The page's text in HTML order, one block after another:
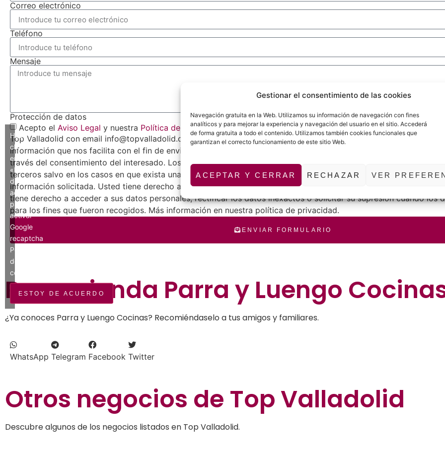
Gestionar el consentimiento de las cookies
Navegación gratuita en la Web. Utilizamos su información de navegación con fines
analíticos y para mejorar la experiencia y navegación del usuario en el sitio. Accederá
de forma gratuita a todo el contenido. Utilizamos también cookies funcionales que
garantizan el correcto funcionamiento de este sitio Web.
ACEPTAR Y CERRAR RECHAZAR VER
Correo electrónico
Teléfono
Mensaje
Protección de datos
Acepto el Aviso Legal y nuestra Política de Privacidad .
Top Valladolid con email info@topvalladolid.com, como responsable del tratamiento de los datos recogidos en
información que nos facilita con el fin de enviarle información relacionada con productos y servicios por email. La
través del consentimiento del interesado. Los datos proporcionados se conservarán mientras no solicite el cese
terceros salvo en los casos en que exista una obligación legal y en el caso de Parra y Luengo Cocinas con la
información solicitada. Usted tiene derecho a obtener confirmación sobre si en Top Valladolid estamos tratando
tiene derecho a acceder a sus datos personales, rectificar los datos inexactos o solicitar su supresión cuando los
para los fines que fueron recogidos. Más información en nuestra política de privacidad.
Haz
clic
en
«Estoy
de
acuerdo»
para
activar
Google
recaptcha
Política
de
cookies
ESTOY DE ACUERDO
ENVIAR FORMULARIO
Recomienda Parra y Luengo
¿Ya conoces Parra y Luengo Cocinas? Recomiéndaselo a tus amigos y familiares.
WhatsApp Telegram Facebook Twitter
Otros negocios de Top Valladolid
Descubre algunos de los negocios listados en Top Valladolid.